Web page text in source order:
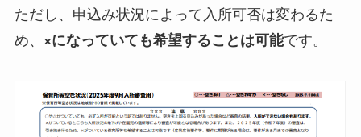
ただし、申込み状況によって入所可否は変わるた
め、 ×になっていても希望することは可能です。